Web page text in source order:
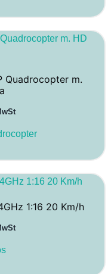
Quadrocopter m.
1:16 20 Km/h